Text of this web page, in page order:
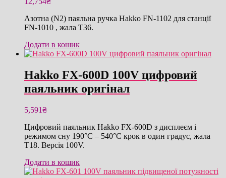
Азотна (N2) паяльна ручка Hakko FN-1102 для станції
FN-1010 , жала T36.
Додати в кошик
Hakko FX-600D 100V цифровий
паяльник оригінал
5,591₴
Цифровий паяльник Hakko FX-600D з дисплеєм і
режимом сну 190°C – 540°C крок в один градус, жала
T18. Версія 100V.
Додати в кошик